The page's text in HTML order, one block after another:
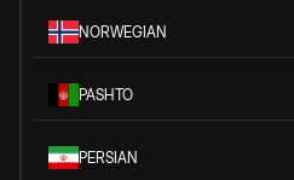
NORWEGIAN
PASHTO
PERSIAN